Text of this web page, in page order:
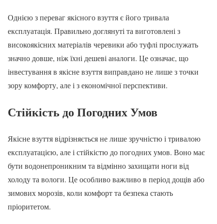
Однією з переваг якісного взуття є його тривала
експлуатація. Правильно доглянуті та виготовлені з
високоякісних матеріалів черевики або туфлі прослужать
значно довше, ніж їхні дешеві аналоги. Це означає, що
інвестування в якісне взуття виправдано не лише з точки
зору комфорту, але і з економічної перспективи.
Стійкість до Погодних Умов
Якісне взуття відрізняється не лише зручністю і тривалою
експлуатацією, але і стійкістю до погодних умов. Воно має
бути водонепроникним та відмінно захищати ноги від
холоду та вологи. Це особливо важливо в період дощів або
зимових морозів, коли комфорт та безпека стають
пріоритетом.